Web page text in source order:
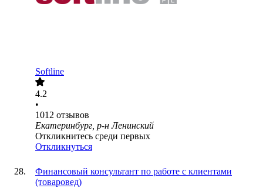
Softline
4.2
•
1012 отзывов
Екатеринбург, р-н Ленинский
Откликнитесь среди первых
Откликнуться
Финансовый консультант по работе с клиентами
(товаровед)